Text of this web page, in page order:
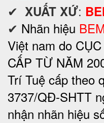
✔ XUẤT XỨ:
✔ Nhãn hiệu
Việt nam do
CẤP TỪ NĂM
Trí Tuệ cấp theo
3737/QĐ-SHTT
nhận nhãn hiệu